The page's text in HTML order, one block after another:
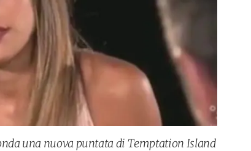
una nuova puntata di Temptation Island